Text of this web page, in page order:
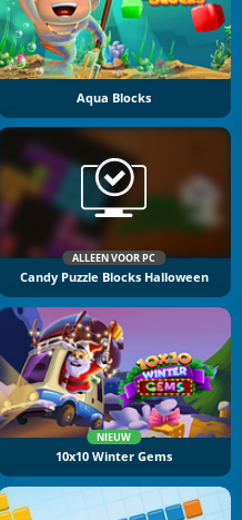
Aqua Blocks
ALLEEN VOOR PC
Candy Puzzle Blocks Halloween
NIEUW
10x10 Winter Gems